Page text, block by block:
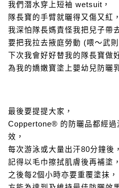
我們潛水穿上短袖 wetsuit，
隊長寶的手臂就曬得又傷又紅，
我深怕隊長媽責怪我把兒子帶
要把我拉去掖庭勞動 (喂～武
下次我會好好替我的隊長寶做
為我的嬌嫩寶塗上嬰幼兒防曬
最後要提提大家，
Coppertone® 的防曬品都經過
效，
每次游泳或大量出汗80分鐘後，
記得以毛巾擦拭肌膚後再補塗，
之後每2個小時亦要重覆塗抹，